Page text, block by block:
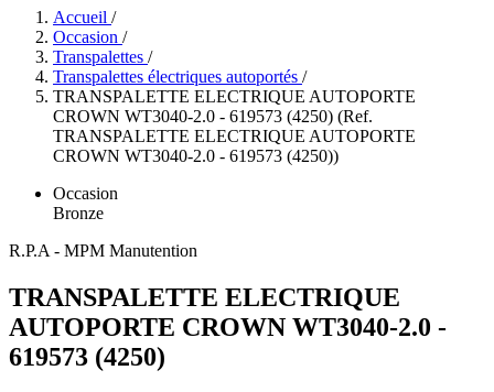
Accueil /
Occasion /
Transpalettes /
Transpalettes électriques autoportés /
TRANSPALETTE ELECTRIQUE AUTOPORTE
CROWN WT3040-2.0 - 619573 (4250) (Ref.
TRANSPALETTE ELECTRIQUE AUTOPORTE
CROWN WT3040-2.0 - 619573 (4250))
Occasion
Bronze
R.P.A - MPM Manutention
TRANSPALETTE ELECTRIQUE
AUTOPORTE CROWN WT3040-2.0 -
619573 (4250)